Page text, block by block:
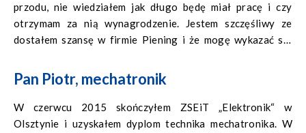
przodu, nie wiedziałem jak długo będę miał pracę i czy
otrzymam za nią wynagrodzenie. Jestem szczęśliwy ze
dostałem szansę w firmie Piening i że mogę wykazać się
Pan Piotr, mechatronik
W czerwcu 2015 skończyłem ZSEiT „Elektronik“ w
Olsztynie i uzyskałem dyplom technika mechatronika. W